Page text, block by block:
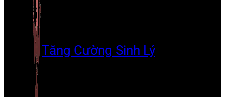
Tăng Cường Sinh Lý